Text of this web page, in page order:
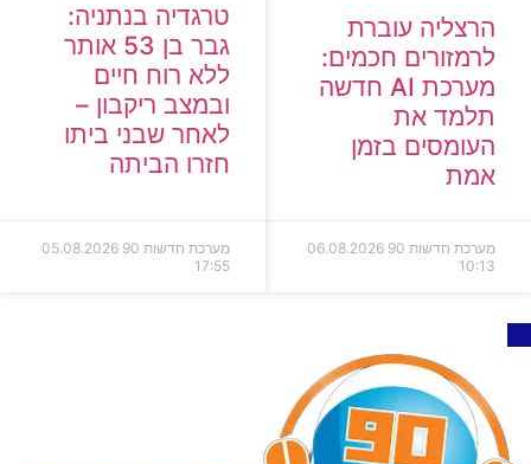
הרצליה עוברת
לרמזורים חכמים:
מערכת AI חדשה
תלמד את
העומסים בזמן
אמת
מערכת חדשות 90
06.08.2026
10:13
טרגדיה בנתניה:
גבר בן 53 אותר
ללא רוח חיים
ובמצב ריקבון –
לאחר שבני ביתו
חזרו הביתה
מערכת חדשות 90
05.08.2026
17:55